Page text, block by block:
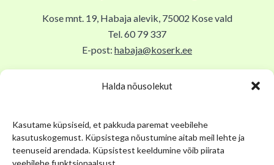
Halda nõusolekut
Kasutame küpsiseid, et pakkuda paremat veebilehe
kasutuskogemust. Küpsistega nõustumine aitab meil lehte ja
teenuseid arendada. Küpsistest keeldumine võib piirata
veebilehe funktsionaalsust.
Kose mnt. 19, Habaja alevik, 75002 Kose vald
Tel. 60 79 337
E-post: habaja@koserk.ee
Raamatukogu avatud N,R 9-17, T 11-19, Lõuna 12-12.30,
Kuu viimane tööpäev suletud sisetöödeks ja asjaajamiseks.
Kose Kihelkonna Muuseum